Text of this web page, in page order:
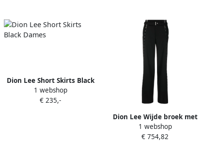
Dion Lee Short Skirts Black
Dames
1 webshop
€ 235,-
Dion Lee Wijde broek met
haakdetails Black Dames
1 webshop
€ 754,82